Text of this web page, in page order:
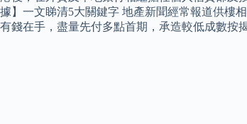
據】一文睇清5大關鍵字 地產新聞經常報道供樓
有錢在手，盡量先付多點首期，承造較低成數按